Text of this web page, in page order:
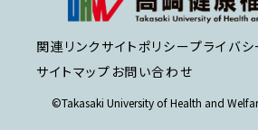
関連リンク サイトポリシープライバ
サイトマップ お問い合わせ
©Takasaki University of Health and